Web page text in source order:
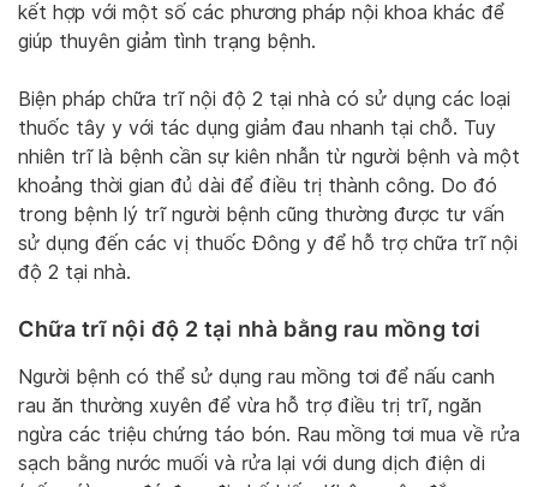
kết hợp với một số các phương pháp nội khoa khác để
giúp thuyên giảm tình trạng bệnh.
Biện pháp chữa trĩ nội độ 2 tại nhà có sử dụng các loại
thuốc tây y với tác dụng giảm đau nhanh tại chỗ. Tuy
nhiên trĩ là bệnh cần sự kiên nhẫn từ người bệnh và một
khoảng thời gian đủ dài để điều trị thành công. Do đó
trong bệnh lý trĩ người bệnh cũng thường được tư vấn
sử dụng đến các vị thuốc Đông y để hỗ trợ chữa trĩ nội
độ 2 tại nhà.
Chữa trĩ nội độ 2 tại nhà bằng rau mồng tơi
Người bệnh có thể sử dụng rau mồng tơi để nấu canh
rau ăn thường xuyên để vừa hỗ trợ điều trị trĩ, ngăn
ngừa các triệu chứng táo bón. Rau mồng tơi mua về rửa
sạch bằng nước muối và rửa lại với dung dịch điện di